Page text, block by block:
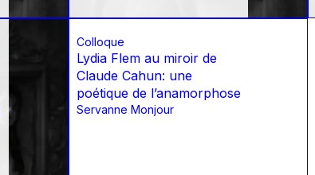
Colloque
Lydia Flem au miroir de
Claude Cahun: une
poétique de l’anamorphose
Servanne Monjour